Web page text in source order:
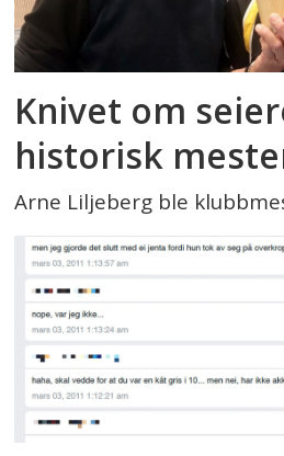
Knivet om
historisk
Arne Liljeberg ble